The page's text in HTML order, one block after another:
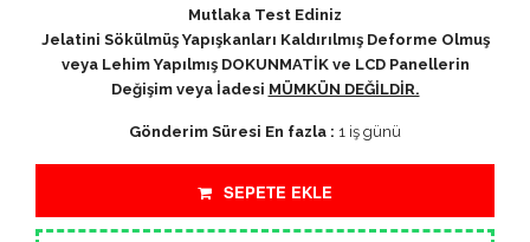
Mutlaka Test Ediniz
Jelatini Sökülmüş Yapışkanları Kaldırılmış Deforme Olmuş
veya Lehim Yapılmış DOKUNMATİK ve LCD Panellerin
Değişim veya İadesi MÜMKÜN DEĞİLDİR.
Gönderim Süresi En fazla : 1 iş günü
SEPETE EKLE